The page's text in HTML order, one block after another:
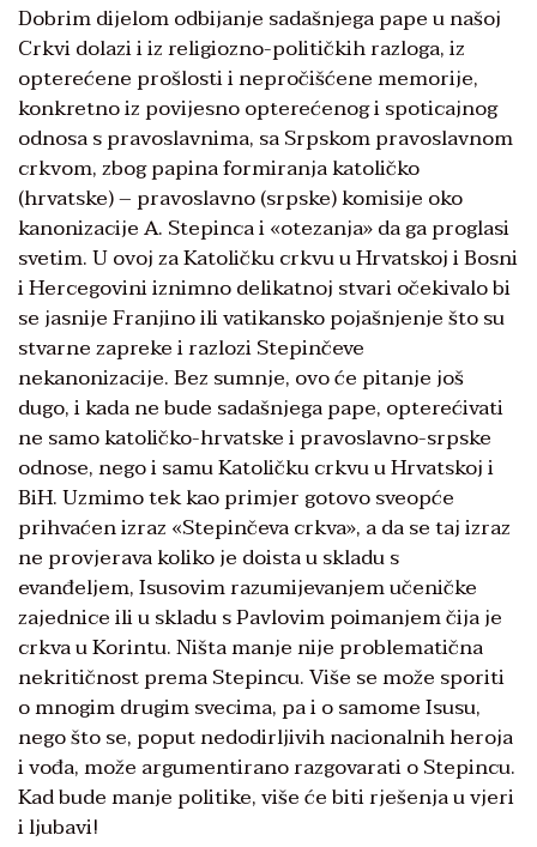
Dobrim dijelom odbijanje sadašnjega pape u našoj
Crkvi dolazi i iz religiozno-političkih razloga, iz
opterećene prošlosti i nepročišćene memorije,
konkretno iz povijesno opterećenog i spoticajnog
odnosa s pravoslavnima, sa Srpskom pravoslavnom
crkvom, zbog papina formiranja katoličko
(hrvatske) – pravoslavno (srpske) komisije oko
kanonizacije A. Stepinca i «otezanja» da ga proglasi
svetim. U ovoj za Katoličku crkvu u Hrvatskoj i Bosni
i Hercegovini iznimno delikatnoj stvari očekivalo bi
se jasnije Franjino ili vatikansko pojašnjenje što su
stvarne zapreke i razlozi Stepinčeve
nekanonizacije. Bez sumnje, ovo će pitanje još
dugo, i kada ne bude sadašnjega pape, opterećivati
ne samo katoličko-hrvatske i pravoslavno-srpske
odnose, nego i samu Katoličku crkvu u Hrvatskoj i
BiH. Uzmimo tek kao primjer gotovo sveopće
prihvaćen izraz «Stepinčeva crkva», a da se taj izraz
ne provjerava koliko je doista u skladu s
evanđeljem, Isusovim razumijevanjem učeničke
zajednice ili u skladu s Pavlovim poimanjem čija je
crkva u Korintu. Ništa manje nije problematična
nekritičnost prema Stepincu. Više se može sporiti
o mnogim drugim svecima, pa i o samome Isusu,
nego što se, poput nedodirljivih nacionalnih heroja
i vođa, može argumentirano razgovarati o Stepincu.
Kad bude manje politike, više će biti rješenja u vjeri
i ljubavi!